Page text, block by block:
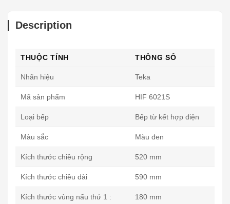
Description
THUỘC TÍNH THÔNG SỐ
Nhãn hiệu Teka
Mã sản phẩm HIF 6021S
Loại bếp Bếp từ kết hợp điện
Màu sắc Màu đen
Kích thước chiều rộng 520 mm
Kích thước chiều dài 590 mm
Kích thước vùng nấu thứ 1 : 180 mm